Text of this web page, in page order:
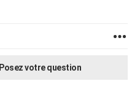
Posez votre question